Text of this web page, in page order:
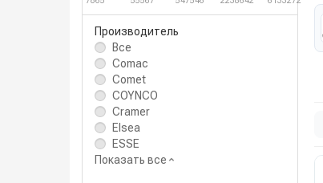
Производитель
Все
Comac
Comet
COYNCO
Cramer
Elsea
ESSE
Показать все